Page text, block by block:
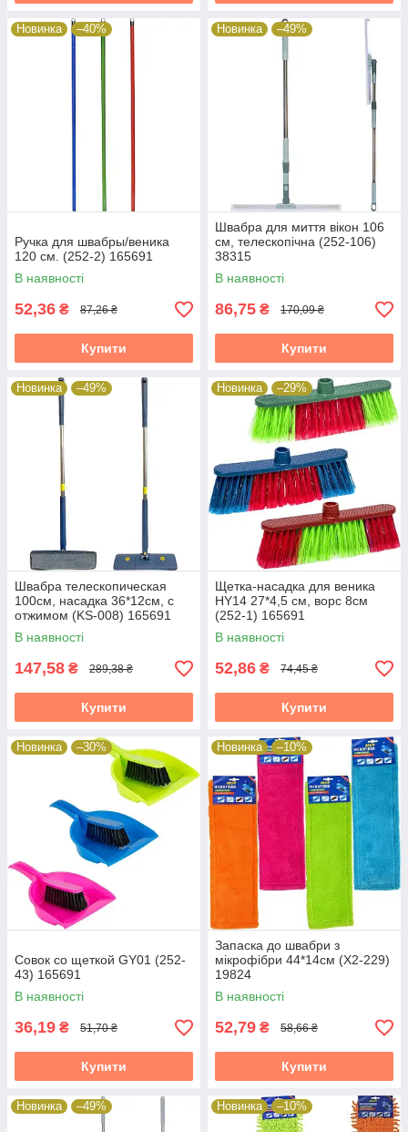
Новинка –40%
Ручка для швабры/веника
120 см. (252-2) 165691
В наявності
52,36 ₴ 87,26 ₴
Купити
Новинка –49%
Швабра для миття вікон 106
см, телескопічна (252-106)
38315
В наявності
86,75 ₴ 170,09 ₴
Купити
Новинка –49%
Швабра телескопическая
100см, насадка 36*12см, с
отжимом (KS-008) 165691
В наявності
147,58 ₴ 289,38 ₴
Купити
Новинка –29%
Щетка-насадка для веника
HY14 27*4,5 см, ворс 8см
(252-1) 165691
В наявності
52,86 ₴ 74,45 ₴
Купити
Новинка –30%
Совок со щеткой GY01 (252-
43) 165691
В наявності
36,19 ₴ 51,70 ₴
Купити
Новинка –10%
Запаска до швабри з
мікрофібри 44*14см (X2-229)
19824
В наявності
52,79 ₴ 58,66 ₴
Купити
Новинка –49% Новинка –10%